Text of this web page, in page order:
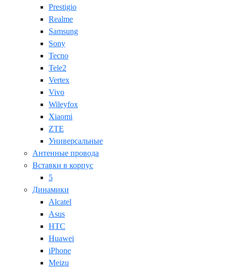
Prestigio
Realme
Samsung
Sony
Tecno
Tele2
Vertex
Vivo
Wileyfox
Xiaomi
ZTE
Универсальные
Антенные провода
Вставки в корпус
5
Динамики
Alcatel
Asus
HTC
Huawei
iPhone
Meizu